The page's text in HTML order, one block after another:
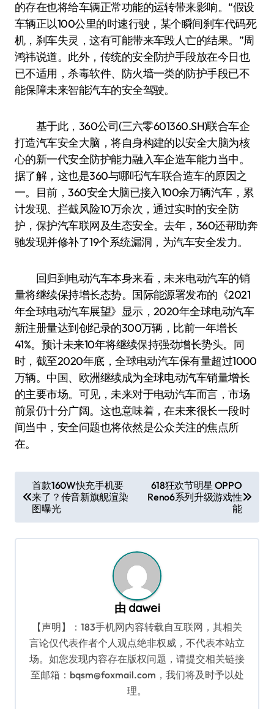
的存在也将给车辆正常功能的运转带来影响。“假设
车辆正以100公里的时速行驶，某个瞬间刹车代码死
机，刹车失灵，这有可能带来车毁人亡的结果。”周
鸿祎说道。此外，传统的安全防护手段放在今日也
已不适用，杀毒软件、防火墙一类的防护手段已不
能保障未来智能汽车的安全驾驶。
基于此，360公司(三六零601360.SH)联合车企
打造汽车安全大脑，将自身构建的以安全大脑为核
心的新一代安全防护能力融入车企造车能力当中。
据了解，这也是360与哪吒汽车联合造车的原因之
一。目前，360安全大脑已接入100余万辆汽车，累
计发现、拦截风险10万余次，通过实时的安全防
护，保护汽车联网及生态安全。去年，360还帮助奔
驰发现并修补了19个系统漏洞，为汽车安全发力。
回归到电动汽车本身来看，未来电动汽车的销
量将继续保持增长态势。国际能源署发布的《2021
年全球电动汽车展望》显示，2020年全球电动汽车
新注册量达到创纪录的300万辆，比前一年增长
41%。预计未来10年将继续保持强劲增长势头。同
时，截至2020年底，全球电动汽车保有量超过1000
万辆。中国、欧洲继续成为全球电动汽车销量增长
的主要市场。可见，未来对于电动汽车而言，市场
前景仍十分广阔。这也意味着，在未来很长一段时
间当中，安全问题也将依然是公众关注的焦点所
在。
章
导
航
首款160W快充手机要
来了？传音新旗舰渲染
图曝光
618狂欢节明星 OPPO
Reno6系列升级游戏性
能
由 dawei
【声明】：183手机网内容转载自互联网，其相关
言论仅代表作者个人观点绝非权威，不代表本站立
场。如您发现内容存在版权问题，请提交相关链接
至邮箱：bqsm@foxmail.com，我们将及时予以处
理。